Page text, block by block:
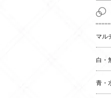
マル
白・
青・